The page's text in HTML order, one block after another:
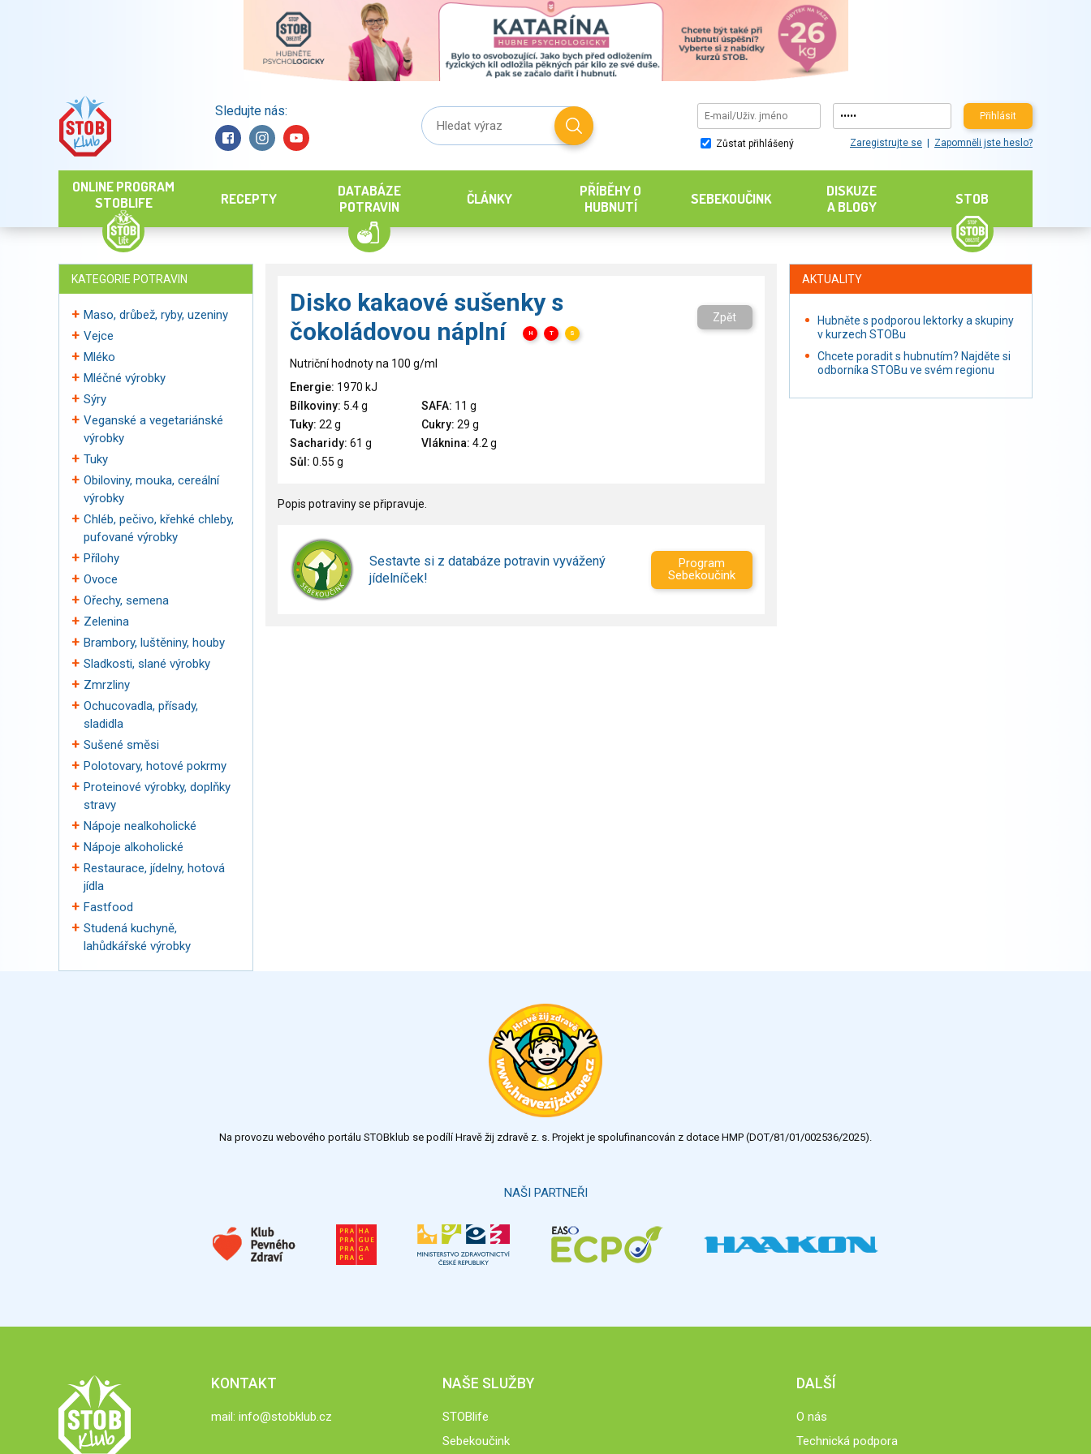
Sledujte nás: Přihlásit
Zůstat přihlášený Zaregistrujte se Zapomněli jste heslo?
ONLINE PROGRAM
STOBLIFE
RECEPTY
DATABÁZE
POTRAVIN
ČLÁNKY
PŘÍBĚHY O
HUBNUTÍ
SEBEKOUČINK
DISKUZE
A BLOGY
STOB
KATEGORIE POTRAVIN
Maso, drůbež, ryby, uzeniny
Vejce
Mléko
Mléčné výrobky
Sýry
Veganské a vegetariánské
výrobky
Tuky
Obiloviny, mouka, cereální
výrobky
Chléb, pečivo, křehké chleby,
pufované výrobky
Přílohy
Ovoce
Ořechy, semena
Zelenina
Brambory, luštěniny, houby
Sladkosti, slané výrobky
Zmrzliny
Ochucovadla, přísady,
sladidla
Sušené směsi
Polotovary, hotové pokrmy
Proteinové výrobky, doplňky
stravy
Nápoje nealkoholické
Nápoje alkoholické
Restaurace, jídelny, hotová
jídla
Fastfood
Studená kuchyně,
lahůdkářské výrobky
Disko kakaové sušenky s
čokoládovou náplní
H T S
Zpět
Nutriční hodnoty na 100 g/ml
Energie: 1970 kJ
Bílkoviny: 5.4 g SAFA: 11 g
Tuky: 22 g Cukry: 29 g
Sacharidy: 61 g Vláknina: 4.2 g
Sůl: 0.55 g
Popis potraviny se připravuje.
Sestavte si z databáze potravin vyvážený
jídelníček!
Program
Sebekoučink
AKTUALITY
Hubněte s podporou lektorky a skupiny
v kurzech STOBu
Chcete poradit s hubnutím? Najděte si
odborníka STOBu ve svém regionu
Na provozu webového portálu STOBklub se podílí Hravě žij zdravě z. s. Projekt je spolufinancován z dotace HMP (DOT/81/01/002536/2025).
NAŠI PARTNEŘI
KONTAKT
mail: info@stobklub.cz
NAŠE SLUŽBY
STOBlife
Sebekoučink
DALŠÍ
O nás
Technická podpora